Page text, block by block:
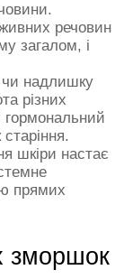
речовин
загалом, і
чи надлишку
різних
гормональний
шкіри настає
прямих
зморшок